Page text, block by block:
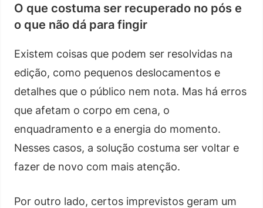
O que costuma ser recuperado no pós e
o que não dá para fingir
Existem coisas que podem ser resolvidas na
edição, como pequenos deslocamentos e
detalhes que o público nem nota. Mas há erros
que afetam o corpo em cena, o
enquadramento e a energia do momento.
Nesses casos, a solução costuma ser voltar e
fazer de novo com mais atenção.
Por outro lado, certos imprevistos geram um